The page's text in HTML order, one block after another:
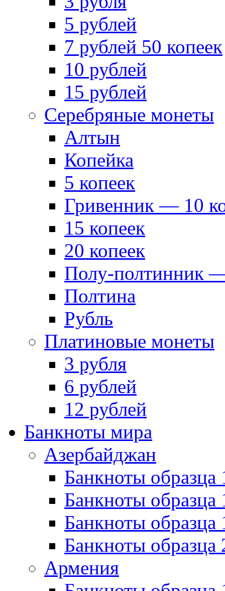
5 рублей
7 рублей 50 копеек
10 рублей
15 рублей
Серебряные монеты
Алтын
Копейка
5 копеек
Гривенник — 10
15 копеек
20 копеек
Полу-полтинник
Полтина
Рубль
Платиновые монеты
3 рубля
6 рублей
12 рублей
Банкноты мира
Азербайджан
Банкноты образца
Банкноты образца
Банкноты
Банкноты образца
Армения